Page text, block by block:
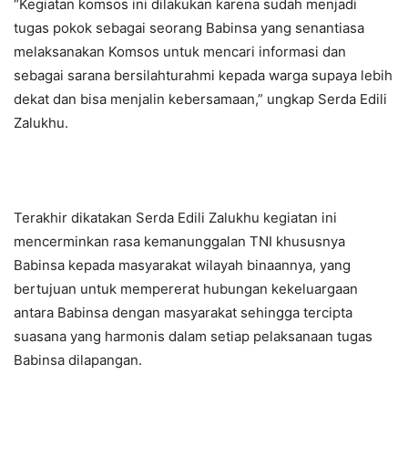
“Kegiatan komsos ini dilakukan karena sudah menjadi
tugas pokok sebagai seorang Babinsa yang senantiasa
melaksanakan Komsos untuk mencari informasi dan
sebagai sarana bersilahturahmi kepada warga supaya lebih
dekat dan bisa menjalin kebersamaan,” ungkap Serda Edili
Zalukhu.
Terakhir dikatakan Serda Edili Zalukhu kegiatan ini
mencerminkan rasa kemanunggalan TNI khususnya
Babinsa kepada masyarakat wilayah binaannya, yang
bertujuan untuk mempererat hubungan kekeluargaan
antara Babinsa dengan masyarakat sehingga tercipta
suasana yang harmonis dalam setiap pelaksanaan tugas
Babinsa dilapangan.